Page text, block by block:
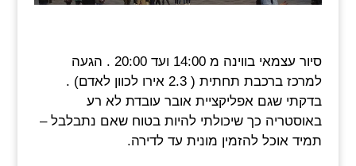
סיור עצמאי בווינה מ 14:00 ועד 20:00 . הגעה
למרכז ברכבת תחתית ( 2.3 אירו לכוון לאדם) .
בדקתי שגם אפליקציית אובר עובדת לא רע
באוסטריה כך שיכולתי להיות בטוח שאם נתבלבל –
תמיד אוכל להזמין מונית עד לדירה.